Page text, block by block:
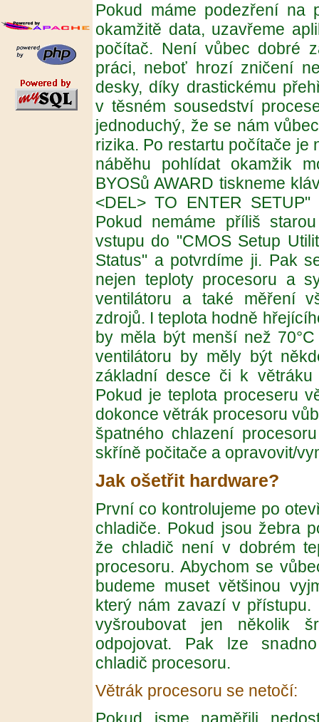
Pokud máme podezření na
okamžitě data, uzavřeme
počítač. Není vůbec dobré
práci, neboť hrozí zničení
desky, díky drastickému
v těsném sousedství
jednoduchý, že se nám
rizika. Po restartu počítače je
náběhu pohlídat okamžik
BYOSů AWARD tiskneme
<DEL> TO ENTER
Pokud nemáme příliš
vstupu do "CMOS Setup
Status" a potvrdíme ji. Pak
nejen teploty procesoru a
ventilátoru a také měření
zdrojů. I teplota hodně
by měla být menší než
ventilátoru by měly být
základní desce či k
Pokud je teplota proceseru
dokonce větrák procesoru
špatného chlazení
skříně počitače a opravovit/
Jak ošetřit hardware?
První co kontrolujeme po
chladiče. Pokud jsou žebra
že chladič není v dobrém
procesoru. Abychom se
budeme muset většinou
který nám zavazí v
vyšroubovat jen několik
odpojovat. Pak lze
chladič procesoru.
Větrák procesoru se netočí: